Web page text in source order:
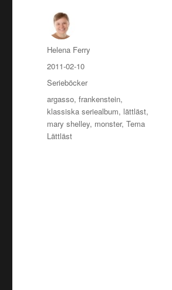
Författare
Helena Ferry
Publicerat
den
2011-02-10
Kategorier
Serieböcker
Etiketter
argasso,frankenstein,
klassiska seriealbum, lättläst,
mary shelley, monster,Tema
Lättläst